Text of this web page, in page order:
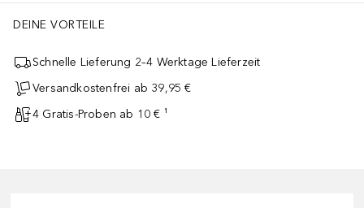
DEINE VORTEILE
Schnelle Lieferung 2–4 Werktage Lieferzeit
Versandkostenfrei ab 39,95 €
4 Gratis-Proben ab 10 € ¹